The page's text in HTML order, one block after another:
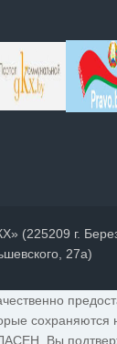
(225209 г.
27а)
Вы